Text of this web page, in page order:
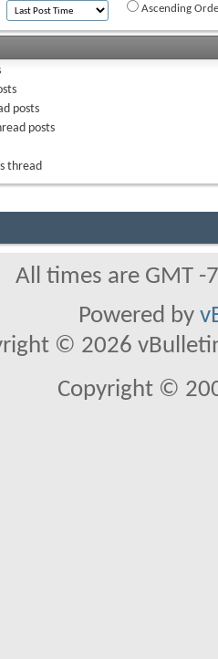
Ascending
posts
posts
thread
All times are GMT
Powered by
© 2026
Copyright ©